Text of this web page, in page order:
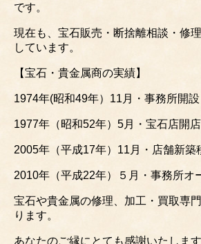
です。
現在も、宝石販売・断捨離相談・修
しています。
【宝石・貴金属商の実績】
1974年(昭和49年）11月・事務所開設
1977年（昭和52年）5月・宝石店開店
2005年（平成17年）11月・店舗新築
2010年（平成22年）５月・事務所オ
宝石や貴金属の修理、加工・買取専
ります。
あなたのご縁にとても感謝いたします